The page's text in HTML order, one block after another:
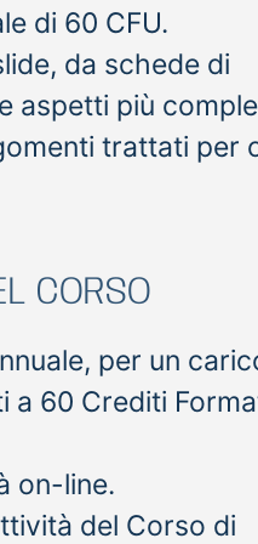
di 60 CFU.
da schede di
aspetti più
trattati per
CORSO
per un
a 60 Crediti
on-line.
del Corso di